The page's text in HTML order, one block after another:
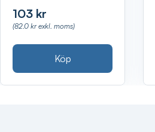
103 kr
(82.0 kr exkl. moms)
Köp